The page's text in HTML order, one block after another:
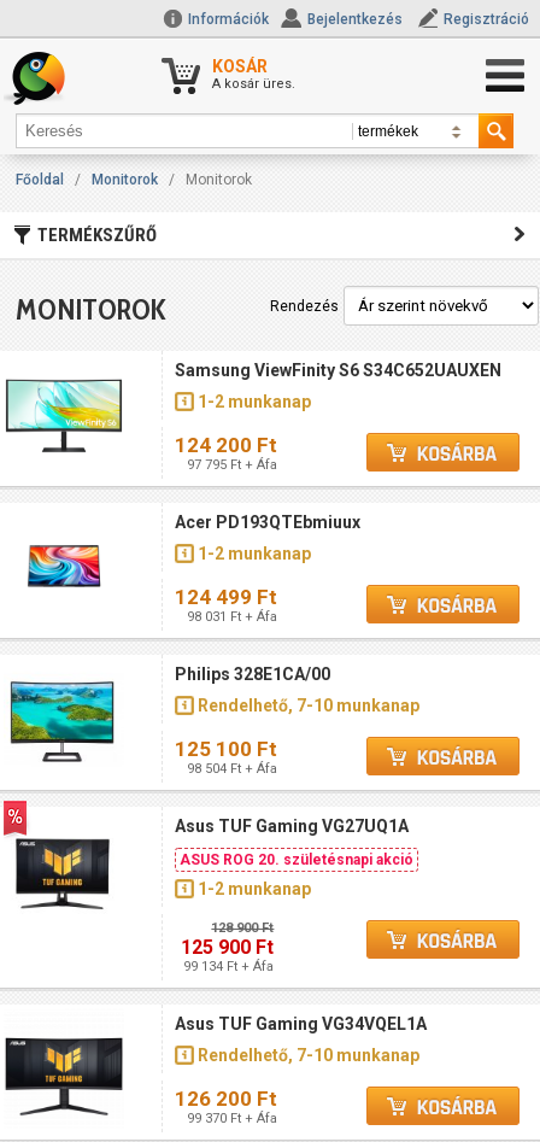
Információk Bejelentkezés Regisztráció
KOSÁR
A kosár üres.
Főoldal / Monitorok / Monitorok
TERMÉKSZŰRŐ
MONITOROK Rendezés
Samsung ViewFinity S6 S34C652UAUXEN
1-2 munkanap
124 200 Ft
97 795 Ft + Áfa
Acer PD193QTEbmiuux
1-2 munkanap
124 499 Ft
98 031 Ft + Áfa
Philips 328E1CA/00
Rendelhető, 7-10 munkanap
125 100 Ft
98 504 Ft + Áfa
Asus TUF Gaming VG27UQ1A
ASUS ROG 20. születésnapi akció
1-2 munkanap
128 900 Ft
125 900 Ft
99 134 Ft + Áfa
Asus TUF Gaming VG34VQEL1A
Rendelhető, 7-10 munkanap
126 200 Ft
99 370 Ft + Áfa